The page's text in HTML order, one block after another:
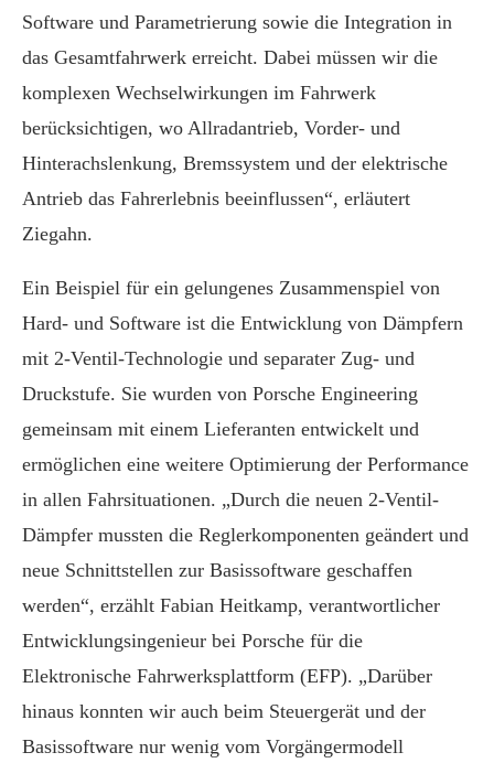
Software und Parametrierung sowie die Integration in
das Gesamtfahrwerk erreicht. Dabei müssen wir die
komplexen Wechselwirkungen im Fahrwerk
berücksichtigen, wo Allradantrieb, Vorder- und
Hinterachslenkung, Bremssystem und der elektrische
Antrieb das Fahrerlebnis beeinflussen“, erläutert
Ziegahn.
Ein Beispiel für ein gelungenes Zusammenspiel von
Hard- und Software ist die Entwicklung von Dämpfern
mit 2-Ventil-Technologie und separater Zug- und
Druckstufe. Sie wurden von Porsche Engineering
gemeinsam mit einem Lieferanten entwickelt und
ermöglichen eine weitere Optimierung der Performance
in allen Fahrsituationen. „Durch die neuen 2-Ventil-
Dämpfer mussten die Reglerkomponenten geändert und
neue Schnittstellen zur Basissoftware geschaffen
werden“, erzählt Fabian Heitkamp, verantwortlicher
Entwicklungsingenieur bei Porsche für die
Elektronische Fahrwerksplattform (EFP). „Darüber
hinaus konnten wir auch beim Steuergerät und der
Basissoftware nur wenig vom Vorgängermodell